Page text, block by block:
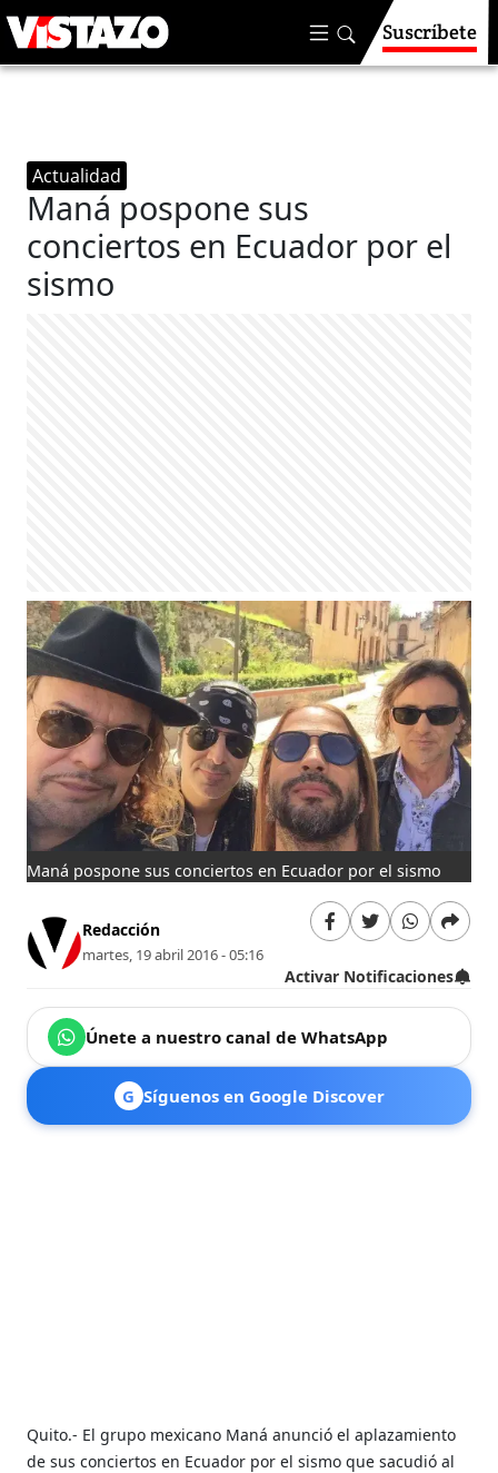
Suscríbete
Actualidad
Maná pospone sus
conciertos en Ecuador por el
sismo
Maná pospone sus conciertos en Ecuador por el sismo
Redacción
martes, 19 abril 2016 - 05:16
Activar Notificaciones
Únete a nuestro canal de WhatsApp
G Síguenos en Google Discover
Quito.- El grupo mexicano Maná anunció el aplazamiento
de sus conciertos en Ecuador por el sismo que sacudió al